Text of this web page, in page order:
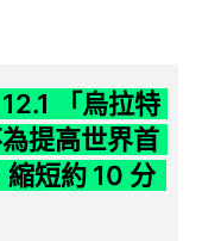
「烏拉特
提高世界首
短約 10 分